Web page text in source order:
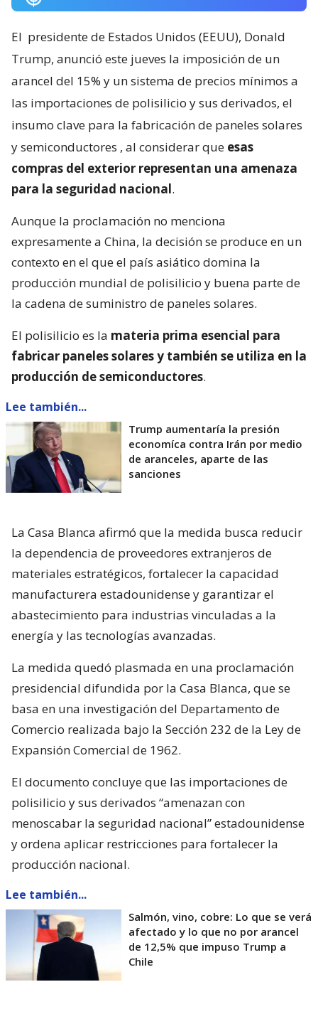
El presidente de Estados Unidos (EEUU), Donald
Trump, anunció este jueves la imposición de un
arancel del 15% y un sistema de precios mínimos a
las importaciones de polisilicio y sus derivados, el
insumo clave para la fabricación de paneles solares
y semiconductores , al considerar que esas
compras del exterior representan una amenaza
para la seguridad nacional.
Aunque la proclamación no menciona
expresamente a China, la decisión se produce en un
contexto en el que el país asiático domina la
producción mundial de polisilicio y buena parte de
la cadena de suministro de paneles solares.
El polisilicio es la materia prima esencial para
fabricar paneles solares y también se utiliza en la
producción de semiconductores.
Lee también...
Trump aumentaría la presión
economíca contra Irán por medio
de aranceles, aparte de las
sanciones
La Casa Blanca afirmó que la medida busca reducir
la dependencia de proveedores extranjeros de
materiales estratégicos, fortalecer la capacidad
manufacturera estadounidense y garantizar el
abastecimiento para industrias vinculadas a la
energía y las tecnologías avanzadas.
La medida quedó plasmada en una proclamación
presidencial difundida por la Casa Blanca, que se
basa en una investigación del Departamento de
Comercio realizada bajo la Sección 232 de la Ley de
Expansión Comercial de 1962.
El documento concluye que las importaciones de
polisilicio y sus derivados “amenazan con
menoscabar la seguridad nacional” estadounidense
y ordena aplicar restricciones para fortalecer la
producción nacional.
Lee también...
Salmón, vino, cobre: Lo que se verá
afectado y lo que no por arancel
de 12,5% que impuso Trump a
Chile